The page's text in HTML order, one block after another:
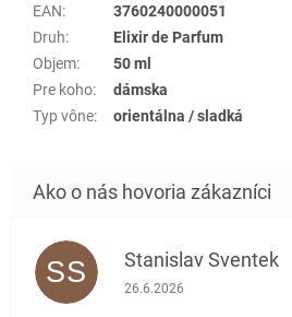
EAN:
3760240000051
Druh:
Elixir de Parfum
Objem:
50 ml
Pre koho:
dámska
Typ vône: orientálna / sladká
SS Stanislav Sventek
Hodnotenie obchodu je 5
26.6.2026